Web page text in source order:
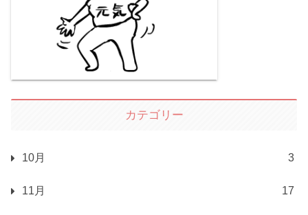
カテゴリー
10月 3
11月 17